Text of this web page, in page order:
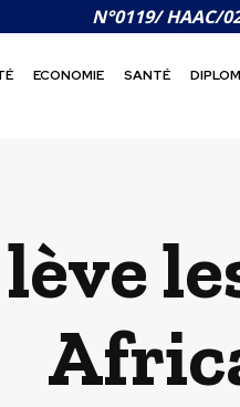
N°0119/ HAAC/
ECONOMIE SANTÉ